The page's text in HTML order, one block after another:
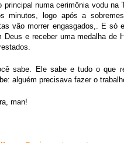
principal numa cerimônia vodu na
minutos, logo após a
vão morrer engasgados,. E só
Deus e receber uma medalha de
sabe. Ele sabe e tudo o que
alguém precisava fazer o
man!